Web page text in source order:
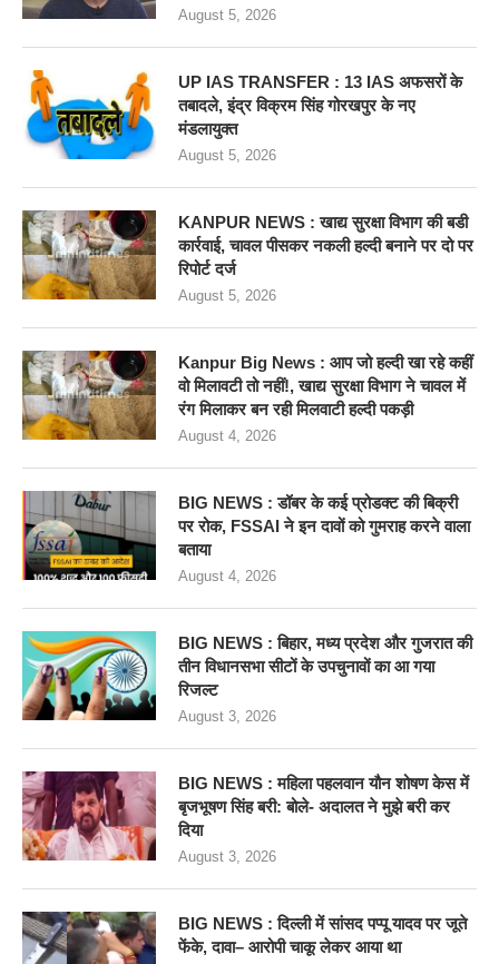
August 5, 2026
UP IAS TRANSFER : 13 IAS अफसरों के
तबादले, इंद्र विक्रम सिंह गोरखपुर के नए
मंडलायुक्त
August 5, 2026
KANPUR NEWS : खाद्य सुरक्षा विभाग की बडी
कार्रवाई, चावल पीसकर नकली हल्दी बनाने पर दो पर
रिपोर्ट दर्ज
August 5, 2026
Kanpur Big News : आप जो हल्दी खा रहे कहीं
वो मिलावटी तो नहीं!, खाद्य सुरक्षा विभाग ने चावल में
रंग मिलाकर बन रही मिलवाटी हल्दी पकड़ी
August 4, 2026
BIG NEWS : डॉबर के कई प्रोडक्ट की बिक्री
पर रोक, FSSAI ने इन दावों को गुमराह करने वाला
बताया
August 4, 2026
BIG NEWS : बिहार, मध्य प्रदेश और गुजरात की
तीन विधानसभा सीटों के उपचुनावों का आ गया
रिजल्ट
August 3, 2026
BIG NEWS : महिला पहलवान यौन शोषण केस में
बृजभूषण सिंह बरी: बोले- अदालत ने मुझे बरी कर
दिया
August 3, 2026
BIG NEWS : दिल्ली में सांसद पप्पू यादव पर जूते
फेंके, दावा– आरोपी चाकू लेकर आया था